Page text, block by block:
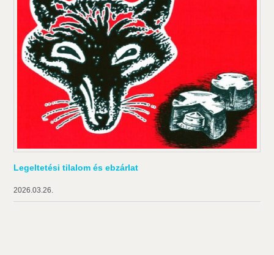
Legeltetési tilalom és ebzárlat
2026.03.26.